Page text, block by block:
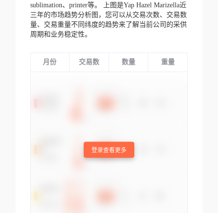
sublimation、printer等。
上图是Yap Hazel Marizella近
三年的市场趋势分析图，您可以从交易次数、交易数
量、交易重量不同纬度的趋势来了解当前公司的采供
周期和业务稳定性。
月份 交易数 数量 重量
登录查看更多